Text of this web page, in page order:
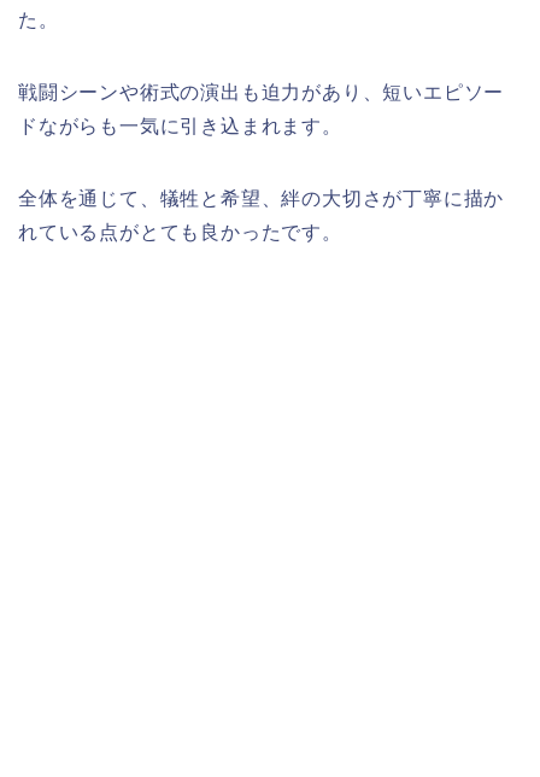
た。
戦闘シーンや術式の演出も迫力があり、短いエピソー
ドながらも一気に引き込まれます。
全体を通じて、犠牲と希望、絆の大切さが丁寧に描か
れている点がとても良かったです。